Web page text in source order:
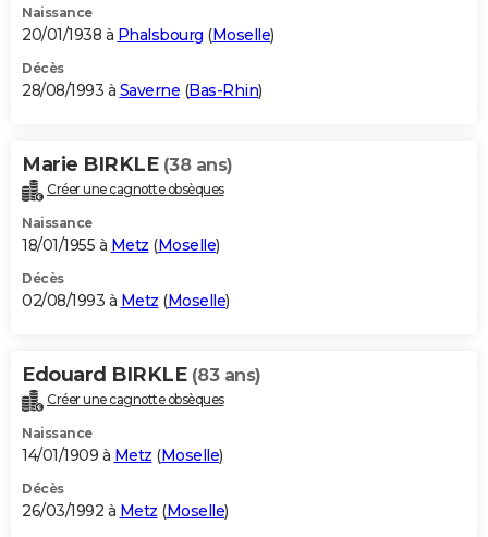
Naissance
20/01/1938 à Phalsbourg (Moselle)
Décès
28/08/1993 à Saverne (Bas-Rhin)
Marie BIRKLE (38 ans)
Créer une cagnotte obsèques
Naissance
18/01/1955 à Metz (Moselle)
Décès
02/08/1993 à Metz (Moselle)
Edouard BIRKLE (83 ans)
Créer une cagnotte obsèques
Naissance
14/01/1909 à Metz (Moselle)
Décès
26/03/1992 à Metz (Moselle)